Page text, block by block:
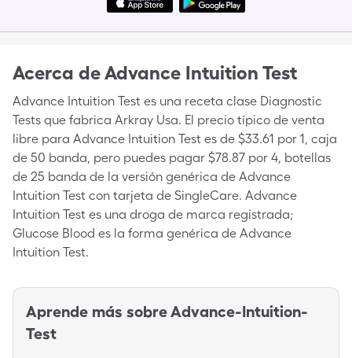
Acerca deAdvance Intuition Test
Advance Intuition Test es una receta clase Diagnostic
Tests que fabrica Arkray Usa. El precio típico de venta
libre para Advance Intuition Test es de $33.61 por 1, caja
de 50 banda, pero puedes pagar $78.87 por 4, botellas
de 25 banda de la versión genérica de Advance
Intuition Test con tarjeta de SingleCare. Advance
Intuition Test es una droga de marca registrada;
Glucose Blood es la forma genérica de Advance
Intuition Test.
Aprende más sobreAdvance-Intuition-
Test